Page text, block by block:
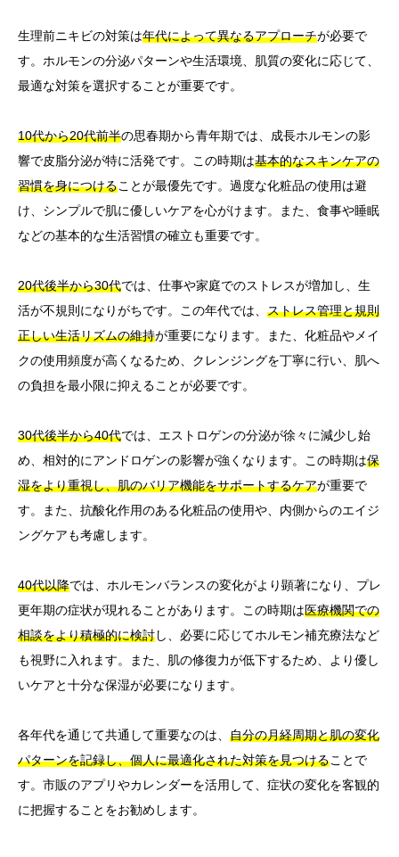
生理前ニキビの対策は年代によって異なるアプローチが必要で
す。ホルモンの分泌パターンや生活環境、肌質の変化に応じて、
最適な対策を選択することが重要です。
10代から20代前半の思春期から青年期では、成長ホルモンの影
響で皮脂分泌が特に活発です。この時期は基本的なスキンケアの
習慣を身につけることが最優先です。過度な化粧品の使用は避
け、シンプルで肌に優しいケアを心がけます。また、食事や睡眠
などの基本的な生活習慣の確立も重要です。
20代後半から30代では、仕事や家庭でのストレスが増加し、生
活が不規則になりがちです。この年代では、 ストレス管理と規則
正しい生活リズムの維持が重要になります。また、化粧品やメイ
クの使用頻度が高くなるため、クレンジングを丁寧に行い、肌へ
の負担を最小限に抑えることが必要です。
30代後半から40代では、エストロゲンの分泌が徐々に減少し始
め、相対的にアンドロゲンの影響が強くなります。この時期は保
湿をより重視し、肌のバリア機能をサポートするケアが重要で
す。また、抗酸化作用のある化粧品の使用や、内側からのエイジ
ングケアも考慮します。
40代以降では、ホルモンバランスの変化がより顕著になり、プレ
更年期の症状が現れることがあります。この時期は医療機関での
相談をより積極的に検討し、必要に応じてホルモン補充療法など
も視野に入れます。また、肌の修復力が低下するため、より優し
いケアと十分な保湿が必要になります。
各年代を通じて共通して重要なのは、 自分の月経周期と肌の変化
パターンを記録し、個人に最適化された対策を見つけることで
す。市販のアプリやカレンダーを活用して、症状の変化を客観的
に把握することをお勧めします。